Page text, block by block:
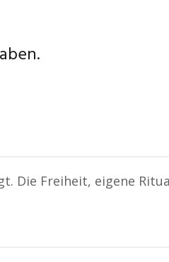
Die Freiheit, eigene